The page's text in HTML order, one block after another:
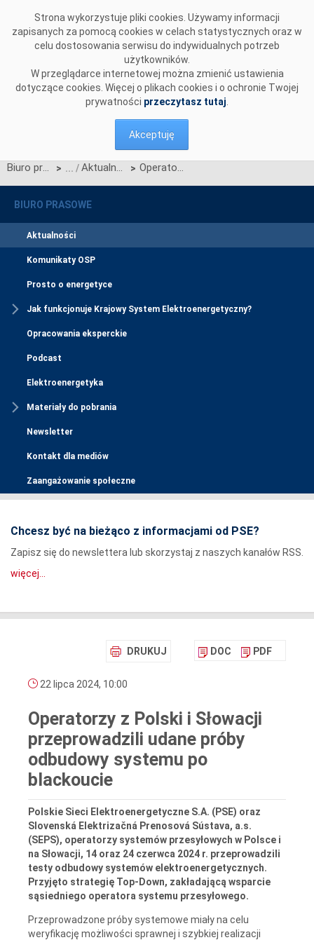
Strona wykorzystuje pliki cookies. Używamy informacji
zapisanych za pomocą cookies w celach statystycznych oraz w
celu dostosowania serwisu do indywidualnych potrzeb
użytkowników.
W przeglądarce internetowej można zmienić ustawienia
dotyczące cookies. Więcej o plikach cookies i o ochronie Twojej
prywatności przeczytasz tutaj
Akceptuję
Biuro prasowe > Aktualności > Operatorzy z Polski i Słowacji przeprowadzili udane próby odbudowy systemu po blackoucie
BIURO PRASOWE
Aktualności
Komunikaty OSP
Prosto o energetyce
Jak funkcjonuje Krajowy System Elektroenergetyczny?
Opracowania eksperckie
Podcast
Elektroenergetyka
Materiały do pobrania
Newsletter
Kontakt dla mediów
Zaangażowanie społeczne
Chcesz być na bieżąco z informacjami od PSE?
Zapisz się do newslettera lub skorzystaj z naszych kanałów RSS.
więcej...
DRUKUJ DOC PDF
22 lipca 2024, 10:00
Operatorzy z Polski i Słowacji
przeprowadzili udane próby
odbudowy systemu po
blackoucie
Polskie Sieci Elektroenergetyczne S.A. (PSE) oraz
Slovenská Elektrizačná Prenosová Sústava, a.s.
(SEPS), operatorzy systemów przesyłowych w Polsce i
na Słowacji, 14 oraz 24 czerwca 2024 r. przeprowadzili
testy odbudowy systemów elektroenergetycznych.
Przyjęto strategię Top-Down, zakładającą wsparcie
sąsiedniego operatora systemu przesyłowego.
Przeprowadzone próby systemowe miały na celu
weryfikację możliwości sprawnej i szybkiej realizacji